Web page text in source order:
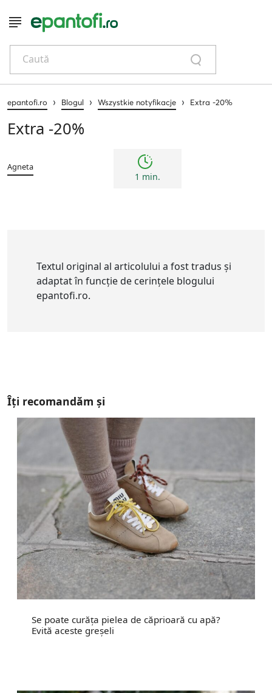
Caută
epantofi.ro › Blogul › Wszystkie notyfikacje › Extra -20%
Extra -20%
Agneta
1 min.
Textul original al articolului a fost tradus și
adaptat în funcție de cerințele blogului
epantofi.ro.
Îți recomandăm și
Se poate curăța pielea de căprioară cu apă?
Evită aceste greșeli